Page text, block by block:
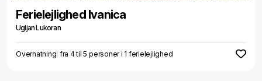
Ferielejlighed Ivanica
Ugljan Lukoran
Overnatning: fra 4 til 5 personer i 1 ferielejlighed